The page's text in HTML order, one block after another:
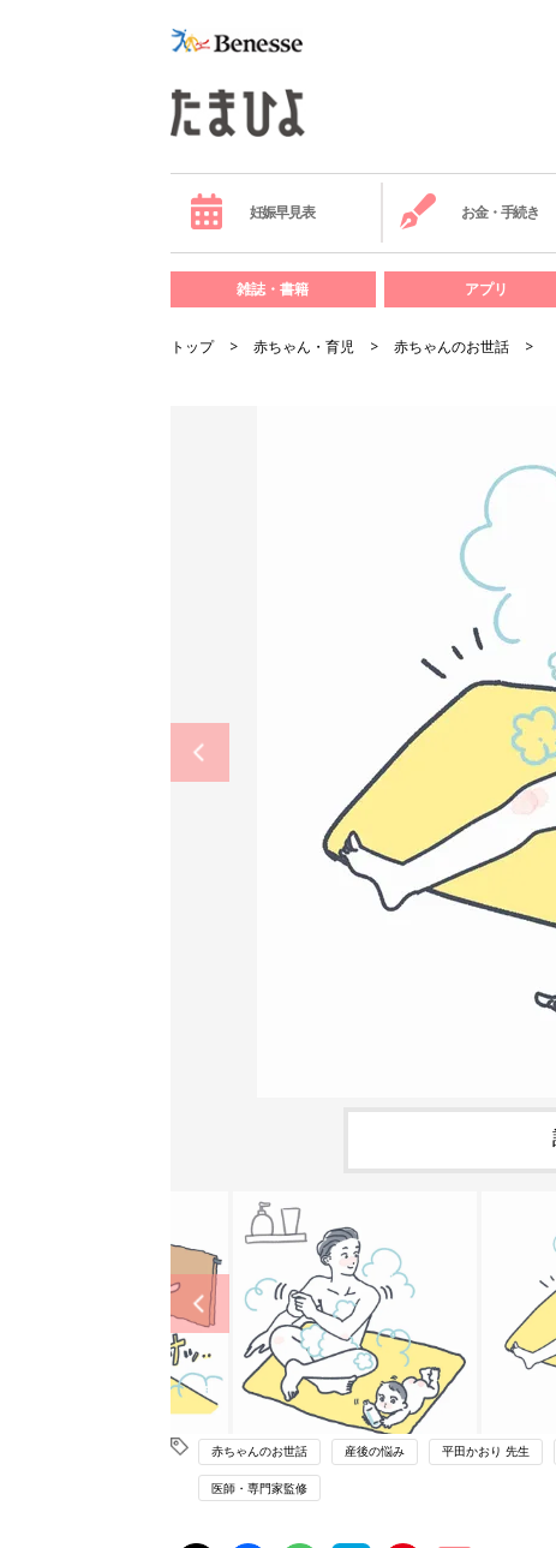
妊娠早見表 お金・手続き
雑誌・書籍 アプリ
トップ 赤ちゃん・育児 赤ちゃんのお世話
赤ちゃんのお世話 産後の悩み 平田かおり 先生
医師・専門家監修